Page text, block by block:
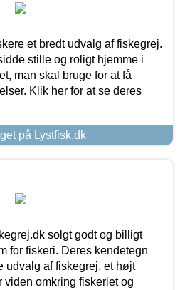
et bredt udvalg af fiskegrej.
stille og roligt hjemme i
man skal bruge for at få
Klik her for at se deres
på Lystfisk.dk
solgt godt og billigt
for fiskeri. Deres kendetegn
af fiskegrej, et højt
omkring fiskeriet og